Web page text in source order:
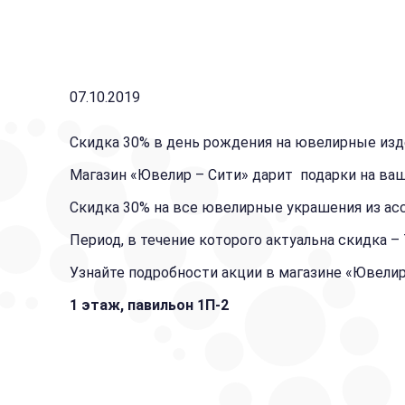
07.10.2019
Скидка 30% в день рождения на ювелирные
Магазин «Ювелир – Сити» дарит подарки на
Скидка 30% на все ювелирные украшения из
Период, в течение которого актуальна скидка
Узнайте подробности акции в магазине
1 этаж, павильон 1П-2